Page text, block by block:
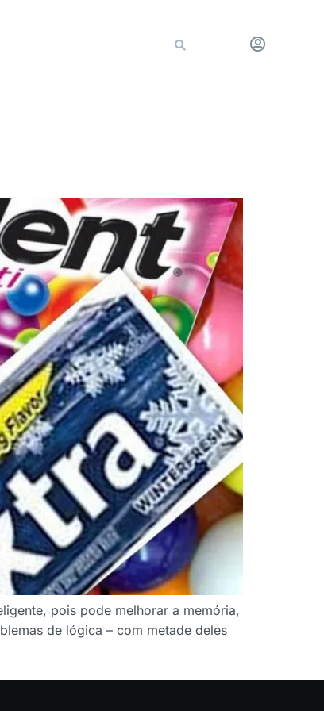
pois pode melhorar a memória,
de lógica – com metade deles